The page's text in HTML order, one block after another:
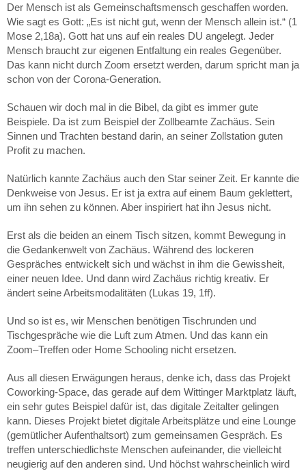
Der Mensch ist als Gemeinschaftsmensch geschaffen worden.
Wie sagt es Gott: „Es ist nicht gut, wenn der Mensch allein ist.“ (1
Mose 2,18a). Gott hat uns auf ein reales DU angelegt. Jeder
Mensch braucht zur eigenen Entfaltung ein reales Gegenüber.
Das kann nicht durch Zoom ersetzt werden, darum spricht man ja
schon von der Corona-Generation.
Schauen wir doch mal in die Bibel, da gibt es immer gute
Beispiele. Da ist zum Beispiel der Zollbeamte Zachäus. Sein
Sinnen und Trachten bestand darin, an seiner Zollstation guten
Profit zu machen.
Natürlich kannte Zachäus auch den Star seiner Zeit. Er kannte die
Denkweise von Jesus. Er ist ja extra auf einem Baum geklettert,
um ihn sehen zu können. Aber inspiriert hat ihn Jesus nicht.
Erst als die beiden an einem Tisch sitzen, kommt Bewegung in
die Gedankenwelt von Zachäus. Während des lockeren
Gespräches entwickelt sich und wächst in ihm die Gewissheit,
einer neuen Idee. Und dann wird Zachäus richtig kreativ. Er
ändert seine Arbeitsmodalitäten (Lukas 19, 1ff).
Und so ist es, wir Menschen benötigen Tischrunden und
Tischgespräche wie die Luft zum Atmen. Und das kann ein
Zoom–Treffen oder Home Schooling nicht ersetzen.
Aus all diesen Erwägungen heraus, denke ich, dass das Projekt
Coworking-Space, das gerade auf dem Wittinger Marktplatz läuft,
ein sehr gutes Beispiel dafür ist, das digitale Zeitalter gelingen
kann. Dieses Projekt bietet digitale Arbeitsplätze und eine Lounge
(gemütlicher Aufenthaltsort) zum gemeinsamen Gespräch. Es
treffen unterschiedlichste Menschen aufeinander, die vielleicht
neugierig auf den anderen sind. Und höchst wahrscheinlich wird